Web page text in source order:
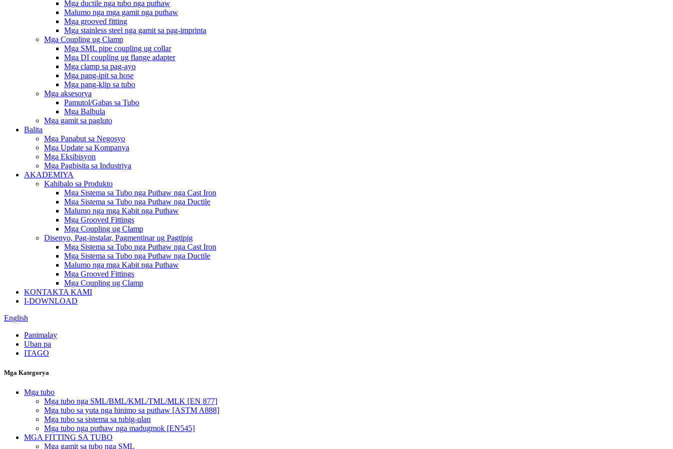
Mga ductile nga tubo nga puthaw
Malumo nga mga gamit nga puthaw
Mga grooved fitting
Mga stainless steel nga gamit sa pag-imprinta
Mga Coupling ug Clamp
Mga SML pipe coupling ug collar
Mga DI coupling ug flange adapter
Mga clamp sa pag-ayo
Mga pang-ipit sa hose
Mga pang-klip sa tubo
Mga aksesorya
Pamutol/Gabas sa Tubo
Mga Balbula
Mga gamit sa pagluto
Balita
Mga Panabut sa Negosyo
Mga Update sa Kompanya
Mga Eksibisyon
Mga Pagbisita sa Industriya
AKADEMIYA
Kahibalo sa Produkto
Mga Sistema sa Tubo nga Puthaw nga Cast Iron
Mga Sistema sa Tubo nga Puthaw nga Ductile
Malumo nga mga Kabit nga Puthaw
Mga Grooved Fittings
Mga Coupling ug Clamp
Disenyo, Pag-instalar, Pagmentinar ug Pagtipig
Mga Sistema sa Tubo nga Puthaw nga Cast Iron
Mga Sistema sa Tubo nga Puthaw nga Ductile
Malumo nga mga Kabit nga Puthaw
Mga Grooved Fittings
Mga Coupling ug Clamp
KONTAKTA KAMI
I-DOWNLOAD
English
Panimalay
Uban pa
ITAGO
Mga Kategorya
Mga tubo
Mga tubo nga SML/BML/KML/TML/MLK [EN 877]
Mga tubo sa yuta nga hinimo sa puthaw [ASTM A888]
Mga tubo sa sistema sa tubig-ulan
Mga tubo nga puthaw nga madugmok [EN545]
MGA FITTING SA TUBO
Mga gamit sa tubo nga SML